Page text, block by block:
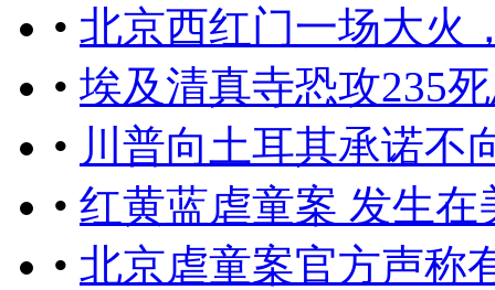
• 北京西红门一场大火
• 埃及清真寺恐攻235
• 川普向土耳其承诺不
• 红黄蓝虐童案 发生在
• 北京虐童案官方声称